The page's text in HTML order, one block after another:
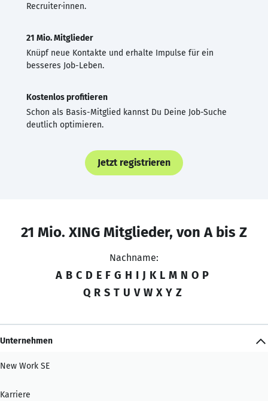
Recruiter·innen.
21 Mio. Mitglieder
Knüpf neue Kontakte und erhalte Impulse für ein
besseres Job-Leben.
Kostenlos profitieren
Schon als Basis-Mitglied kannst Du Deine Job-Suche
deutlich optimieren.
Jetzt registrieren
21 Mio. XING Mitglieder, von A bis Z
Nachname:
A B C D E F G H I J K L M N O P
Q R S T U V W X Y Z
Unternehmen
New Work SE
Karriere